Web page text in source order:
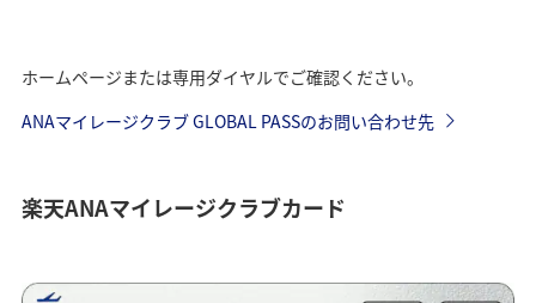
ホームページまたは専用ダイヤルでご確認ください。
ANAマイレージクラブ GLOBAL PASSのお問い合わせ先
楽天ANAマイレージクラブカード